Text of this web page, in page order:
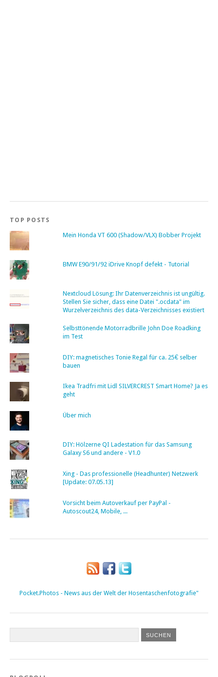
TOP POSTS
Mein Honda VT 600 (Shadow/VLX) Bobber Projekt
BMW E90/91/92 iDrive Knopf defekt - Tutorial
Nextcloud Lösung: Ihr Datenverzeichnis ist ungültig.
Stellen Sie sicher, dass eine Datei ".ocdata" im
Wurzelverzeichnis des data-Verzeichnisses existiert
Selbsttönende Motorradbrille John Doe Roadking
im Test
DIY: magnetisches Tonie Regal für ca. 25€ selber
bauen
Ikea Tradfri mit Lidl SILVERCREST Smart Home? Ja es
geht
Über mich
DIY: Hölzerne QI Ladestation für das Samsung
Galaxy S6 und andere - V1.0
Xing - Das professionelle (Headhunter) Netzwerk
[Update: 07.05.13]
Vorsicht beim Autoverkauf per PayPal -
Autoscout24, Mobile, ...
Pocket.Photos - News aus der Welt der Hosentaschenfotografie"